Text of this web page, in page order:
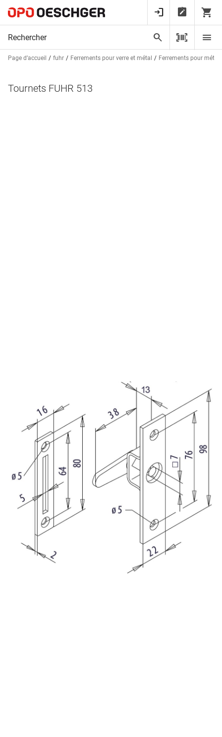
Page d’accueil fuhr Ferrements pour verre et métal Ferrements pour métal
Tournets FUHR 513